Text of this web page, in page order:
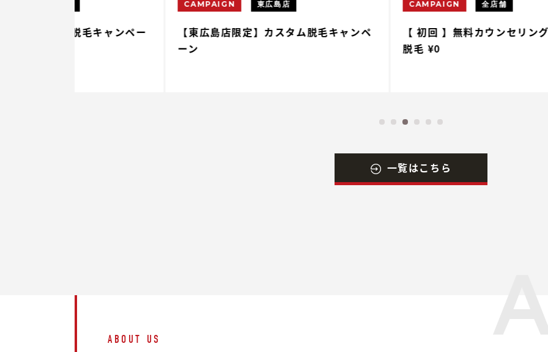
東広島店
【東広島店限定】カスタム脱毛キャンペ
全店舗
【 初回 】無料カウンセリング&無料体験
一覧はこちら
ABOUT US